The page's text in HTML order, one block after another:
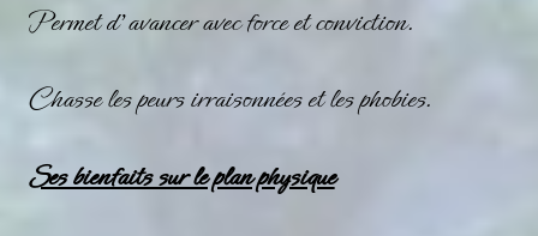
Permet d’avancer avec force et conviction.
Chasse les peurs irraisonnées et les phobies.
Ses bienfaits sur le plan physique